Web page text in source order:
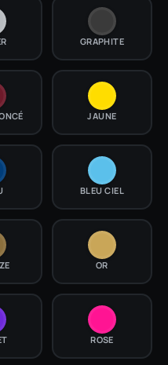
GRAPHITE
JAUNE
BLEU CIEL
OR
ROSE